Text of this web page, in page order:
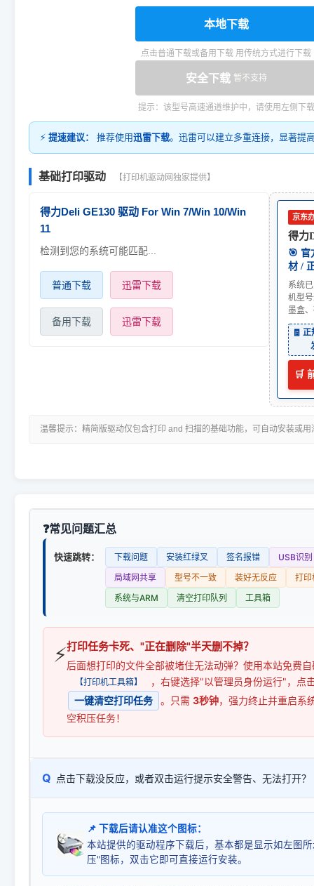
本地下载
点击普通下载或备用下载 用传统方式进行下载
安全下载 暂不支持
提示：该型号高速通道维护中，请使用左侧下载
⚡ 提速建议： 推荐使用迅雷下载。迅雷可以建立多重连接，显著提
基础打印驱动 【打印机驱动网独家提供】
得力Deli GE130 驱动 For Win 7/Win 10/Win
11
检测到您的系统可能匹配...
普通下载 迅雷下载
备用下载 迅雷下载
京东
得力
🎯 官
材 /
系统
机型
墨盒
🧾
🛒
温馨提示：精简版驱动仅包含打印 and 扫描的基础功能，可自动安装或
常见问题汇总
快速跳转： 下载问题 安装红绿叉 签名报错
USB识别
局域网共享
型号不一致 装好无反应
打印
系统与ARM
清空打印队列 工具箱
⚡打印任务卡死、"正在删除"半天删不掉？
后面想打印的文件全部被堵住无法动弹？使用本站免费
【打印机工具箱】
，右键选择"以管理员身份运行"，点
一键清空打印任务
。只需 3秒钟，强力终止并重启系
空积压任务！
Q 点击下载没反应，或者双击运行提示安全警告、无法打开？
📌 下载后请认准这个图标：
本站提供的驱动程序下载后，基本都是显示如左图
压"图标，双击它即可直接运行安装。